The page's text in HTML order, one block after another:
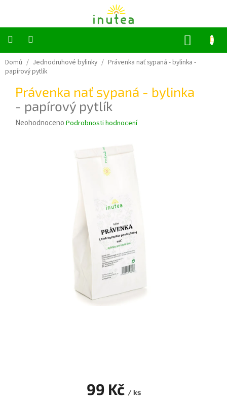
Bylinné
a
ovocné
Jednodruhové
bylinky
Domů / Jednodruhové bylinky / Právenka nať sypaná - bylinka -
papírový pytlík
Právenka nať sypaná - bylinka
- papírový pytlík
Průměrné
Neohodnoceno Podrobnosti hodnocení
99 Kč / ks